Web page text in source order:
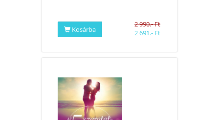
Kosárba
2 990.- Ft
2 691.- Ft